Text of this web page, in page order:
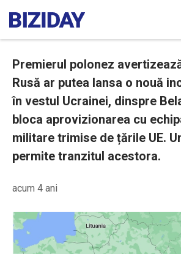
Premierul polonez
Rusă ar putea lansa o nouă
în vestul Ucrainei, dinspre
bloca aprovizionarea cu
militare trimise de țările UE.
permite tranzitul acestora.
acum 4 ani